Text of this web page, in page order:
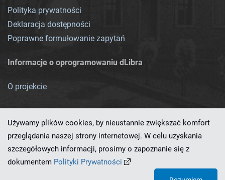
Polityka prywatności
Deklaracja dostępności
Poprawne formułowanie zapytań
Informacje o oprogramowaniu dLibra
O projekcie
Ten serwis działa dzięki oprogramowaniu
Używamy plików cookies, by nieustannie zwiększać komfort
przeglądania naszej strony internetowej. W celu uzyskania
szczegółowych informacji, prosimy o zapoznanie się z
dokumentem Polityki Prywatności